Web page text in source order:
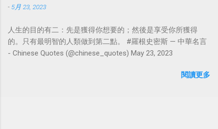
- 5月 23, 2023
人生的目的有二：先是獲得你想要的；然後是享受你所獲得
的。只有最明智的人類做到第二點。 #羅根史密斯 — 中華名言
- Chinese Quotes (@chinese_quotes) May 23, 2023
閱讀更多